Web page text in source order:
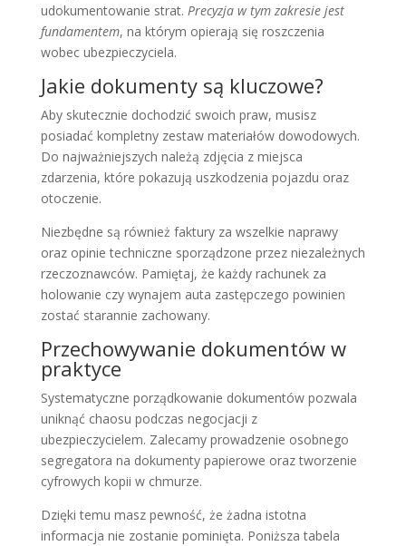
udokumentowanie strat. Precyzja w tym zakresie jest
fundamentem, na którym opierają się roszczenia
wobec ubezpieczyciela.
Jakie dokumenty są kluczowe?
Aby skutecznie dochodzić swoich praw, musisz
posiadać kompletny zestaw materiałów dowodowych.
Do najważniejszych należą zdjęcia z miejsca
zdarzenia, które pokazują uszkodzenia pojazdu oraz
otoczenie.
Niezbędne są również faktury za wszelkie naprawy
oraz opinie techniczne sporządzone przez niezależnych
rzeczoznawców. Pamiętaj, że każdy rachunek za
holowanie czy wynajem auta zastępczego powinien
zostać starannie zachowany.
Przechowywanie dokumentów w
praktyce
Systematyczne porządkowanie dokumentów pozwala
uniknąć chaosu podczas negocjacji z
ubezpieczycielem. Zalecamy prowadzenie osobnego
segregatora na dokumenty papierowe oraz tworzenie
cyfrowych kopii w chmurze.
Dzięki temu masz pewność, że żadna istotna
informacja nie zostanie pominięta. Poniższa tabela